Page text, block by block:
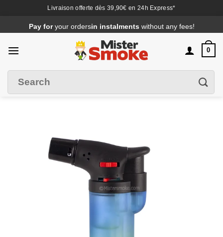
Livraison offerte dès 39,90€ en 24h Express*
au
contenu
Pay foryour ordersin instalments without any fees!
0